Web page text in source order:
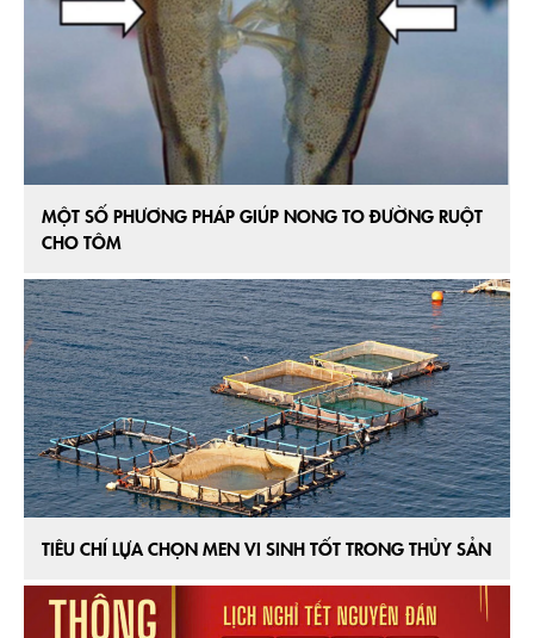
MỘT SỐ PHƯƠNG PHÁP GIÚP NONG TO ĐƯỜNG RUỘT
CHO TÔM
TIÊU CHÍ LỰA CHỌN MEN VI SINH TỐT TRONG THỦY SẢN